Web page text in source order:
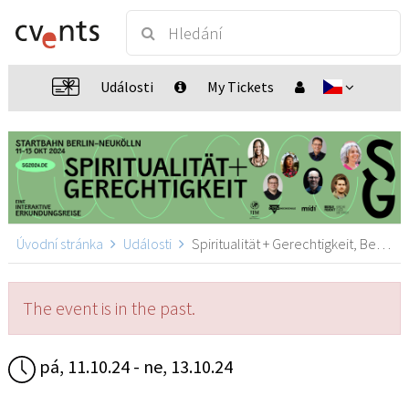
Události My Tickets
Úvodní stránka Události Spiritualität + Gerechtigkeit, Berlin
The event is in the past.
pá, 11.10.24 - ne, 13.10.24